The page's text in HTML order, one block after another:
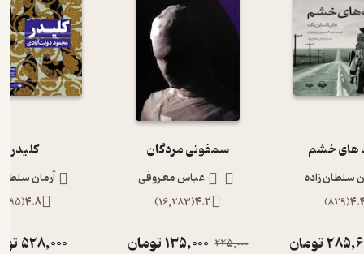
های خشم
سلطان زاده
(
829
)
تومان
سمفونی مردگان
عباس معروفی
4.2
(
16,283
)
225,000
135,000تومان
کلیدر
آرمان
4.8
(
895
528,000